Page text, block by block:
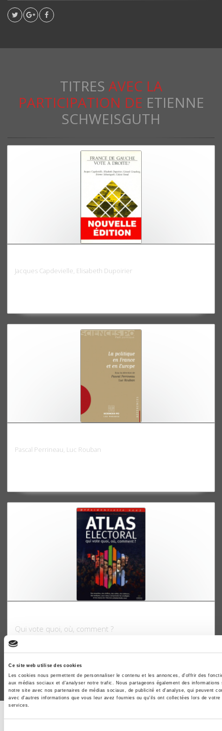
Ce site web utilise des cookies
Les cookies nous permettent de personnaliser le contenu et les annonces, d'offrir des
aux médias sociaux et d'analyser notre trafic. Nous partageons également des
notre site avec nos partenaires de médias sociaux, de publicité et d'analyse, qui peuvent
avec d'autres informations que vous leur avez fournies ou qu'ils ont collectées lors de
services.
TITRES AVEC LA
PARTICIPATION DE ETIENNE
SCHWEISGUTH
Jacques Capdevielle, Elisabeth Dupoirier
Pascal Perrineau, Luc Rouban
Qui vote quoi, où, comment ?
Pascal Perrineau